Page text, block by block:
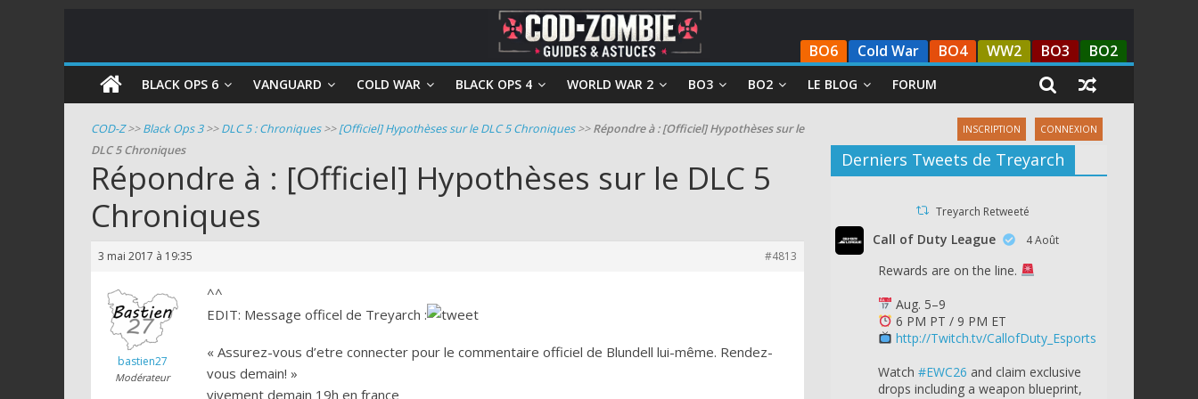
COD
Zombie
Guides
et
astuces
pour
le
zombie
Call
Duty
BO6 Cold War BO4 WW2 BO3 BO2
BLACK OPS 6 VANGUARD COLD WAR BLACK OPS 4 WORLD WAR 2 BO3 BO2 LE BLOG FORUM
INSCRIPTION CONNEXION
COD-Z>>Black Ops 3>>DLC 5 : Chroniques>>[Officiel] Hypothèses sur le DLC 5 Chroniques>>Répondre à : [Officiel] Hypothèses sur le
DLC 5 Chroniques
Répondre à : [Officiel] Hypothèses sur le DLC 5
Chroniques
3 mai 2017 à 19:35 #4813
bastien27
Modérateur
^^
EDIT: Message officel de Treyarch :
« Assurez-vous d’etre connecter pour le commentaire officiel de Blundell lui-même. Rendez-
vous demain! »
vivement demain 19h en france
Derniers Tweets de Treyarch
Treyarch Retweeté
Call of Duty League 4 Août
Rewards are on the line.
Aug. 5–9
6 PM PT / 9 PM ET
http://Twitch.tv/CallofDuty_Esports
Watch #EWC26 and claim exclusive
drops including a weapon blueprint,